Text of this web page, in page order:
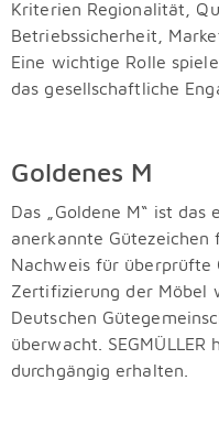
Kriterien Regionalität,
Betriebssicherheit,
Eine wichtige Rolle
das gesellschaftliche
Goldenes M
Das „Goldene M“ ist
anerkannte Gütezeichen
Nachweis für überprüfte
Zertifizierung der Möbel
Deutschen
überwacht.
durchgängig erhalten.